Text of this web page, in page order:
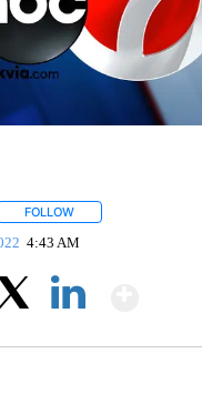
FOLLOW
4:43 AM